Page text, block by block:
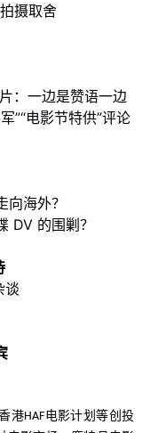
摄取舍
：一边是赞语一边
”“电影节特供”评论
海外？
DV 的围剿？
谈
港HAF电影计划等创投